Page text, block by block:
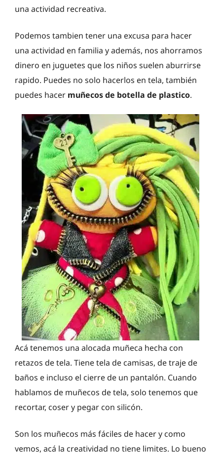
una actividad recreativa.
Podemos tambien tener una excusa para hacer
una actividad en familia y además, nos ahorramos
dinero en juguetes que los niños suelen aburrirse
rapido. Puedes no solo hacerlos en tela, también
puedes hacer muñecos de botella de plastico.
Acá tenemos una alocada muñeca hecha con
retazos de tela. Tiene tela de camisas, de traje de
baños e incluso el cierre de un pantalón. Cuando
hablamos de muñecos de tela, solo tenemos que
recortar, coser y pegar con silicón.
Son los muñecos más fáciles de hacer y como
vemos, acá la creatividad no tiene limites. Lo bueno